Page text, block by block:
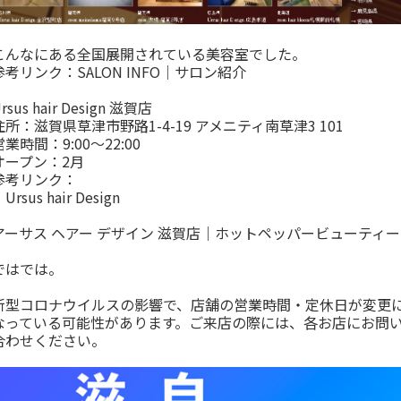
んなにある全国展開されている美容室でした。
考リンク： SALON INFO｜サロン紹介
hair Design 滋賀店
所：滋賀県草津市野路1-4-19 アメニティ南草津3 101
業時間：9:00～22:00
ープン：2月
考リンク：
Ursus hair Design
ーサス ヘアー デザイン 滋賀店｜ホットペッパービューティー
では。
型コロナウイルスの影響で、店舗の営業時間・定休日が変更
っている可能性があります。ご来店の際には、各お店にお問
わせください。